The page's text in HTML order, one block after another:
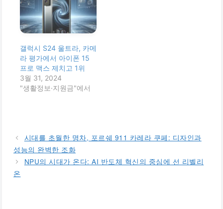
갤럭시 S24 울트라, 카메
라 평가에서 아이폰 15
프로 맥스 제치고 1위
3월 31, 2024
"생활정보·지원금"에서
시대를 초월한 명차, 포르쉐 911 카레라 쿠페: 디자인과
성능의 완벽한 조화
NPU의 시대가 온다: AI 반도체 혁신의 중심에 선 리벨리
온